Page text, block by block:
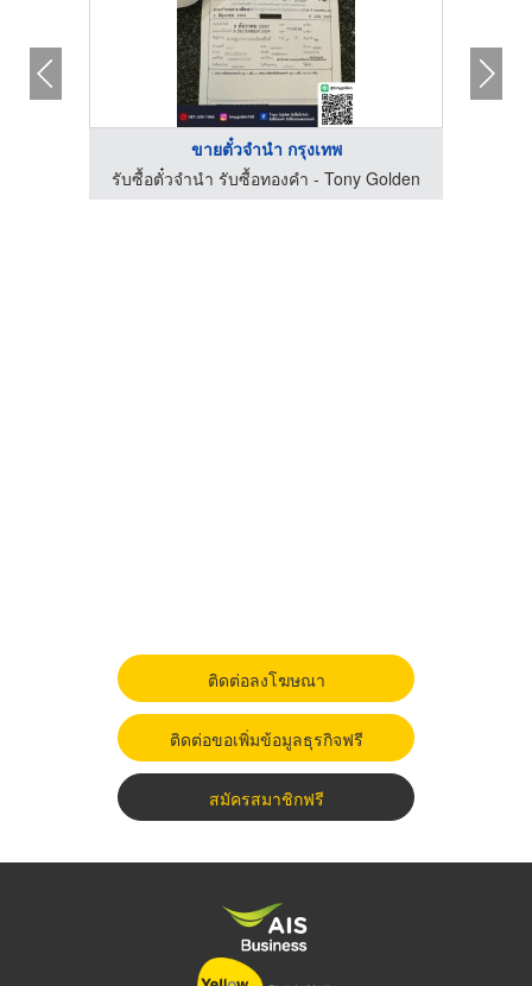
ขายตั๋วจำนำ กรุงเทพ
รับซื้อตั๋วจำนำ รับซื้อทองคำ - Tony Golden
ติดต่อลงโฆษณา
ติดต่อขอเพิ่มข้อมูลธุรกิจฟรี
สมัครสมาชิกฟรี